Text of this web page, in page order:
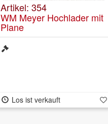
Artikel: 354
WM Meyer Hochlader mit
Plane
Los ist verkauft